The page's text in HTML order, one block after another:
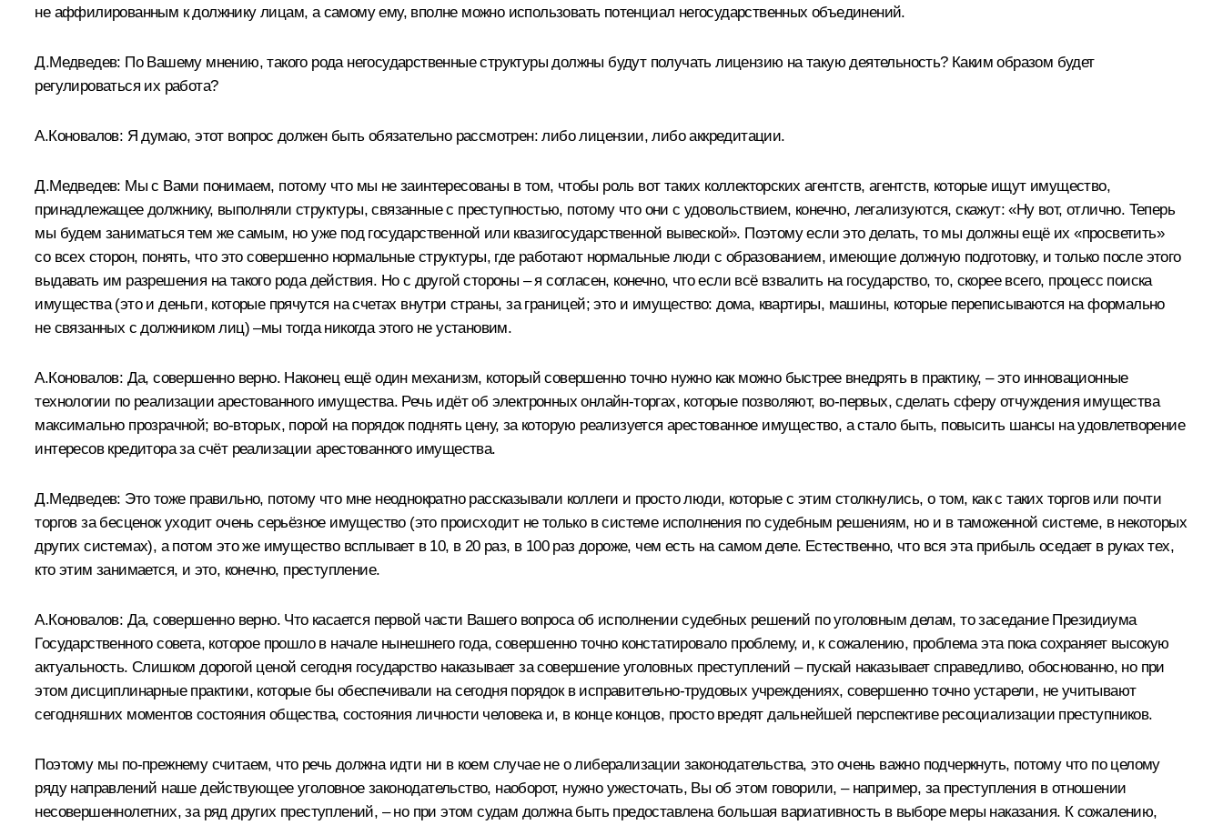
не аффилированным к должнику лицам, а самому ему, вполне можно использовать потенциал негосударственных объединений.
Д.Медведев: По Вашему мнению, такого рода негосударственные структуры должны будут получать лицензию на такую деятельность? Каким образом будет
регулироваться их работа?
А.Коновалов: Я думаю, этот вопрос должен быть обязательно рассмотрен: либо лицензии, либо аккредитации.
Д.Медведев: Мы с Вами понимаем, потому что мы не заинтересованы в том, чтобы роль вот таких коллекторских агентств, агентств, которые ищут имущество,
принадлежащее должнику, выполняли структуры, связанные с преступностью, потому что они с удовольствием, конечно, легализуются, скажут: «Ну вот, отлично. Теперь
мы будем заниматься тем же самым, но уже под государственной или квазигосударственной вывеской». Поэтому если это делать, то мы должны ещё их «просветить»
со всех сторон, понять, что это совершенно нормальные структуры, где работают нормальные люди с образованием, имеющие должную подготовку, и только после этого
выдавать им разрешения на такого рода действия. Но с другой стороны – я согласен, конечно, что если всё взвалить на государство, то, скорее всего, процесс поиска
имущества (это и деньги, которые прячутся на счетах внутри страны, за границей; это и имущество: дома, квартиры, машины, которые переписываются на формально
не связанных с должником лиц) –мы тогда никогда этого не установим.
А.Коновалов: Да, совершенно верно. Наконец ещё один механизм, который совершенно точно нужно как можно быстрее внедрять в практику, – это инновационные
технологии по реализации арестованного имущества. Речь идёт об электронных онлайн-торгах, которые позволяют, во‑первых, сделать сферу отчуждения имущества
максимально прозрачной; во‑вторых, порой на порядок поднять цену, за которую реализуется арестованное имущество, а стало быть, повысить шансы на удовлетворение
интересов кредитора за счёт реализации арестованного имущества.
Д.Медведев: Это тоже правильно, потому что мне неоднократно рассказывали коллеги и просто люди, которые с этим столкнулись, о том, как с таких торгов или почти
торгов за бесценок уходит очень серьёзное имущество (это происходит не только в системе исполнения по судебным решениям, но и в таможенной системе, в некоторых
других системах), а потом это же имущество всплывает в 10, в 20 раз, в 100 раз дороже, чем есть на самом деле. Естественно, что вся эта прибыль оседает в руках тех,
кто этим занимается, и это, конечно, преступление.
А.Коновалов: Да, совершенно верно. Что касается первой части Вашего вопроса об исполнении судебных решений по уголовным делам, то заседание Президиума
Государственного совета, которое прошло в начале нынешнего года, совершенно точно констатировало проблему, и, к сожалению, проблема эта пока сохраняет высокую
актуальность. Слишком дорогой ценой сегодня государство наказывает за совершение уголовных преступлений – пускай наказывает справедливо, обоснованно, но при
этом дисциплинарные практики, которые бы обеспечивали на сегодня порядок в исправительно-трудовых учреждениях, совершенно точно устарели, не учитывают
сегодняшних моментов состояния общества, состояния личности человека и, в конце концов, просто вредят дальнейшей перспективе ресоциализации преступников.
Поэтому мы по‑прежнему считаем, что речь должна идти ни в коем случае не о либерализации законодательства, это очень важно подчеркнуть, потому что по целому
ряду направлений наше действующее уголовное законодательство, наоборот, нужно ужесточать, Вы об этом говорили, – например, за преступления в отношении
несовершеннолетних, за ряд других преступлений, – но при этом судам должна быть предоставлена большая вариативность в выборе меры наказания. К сожалению,